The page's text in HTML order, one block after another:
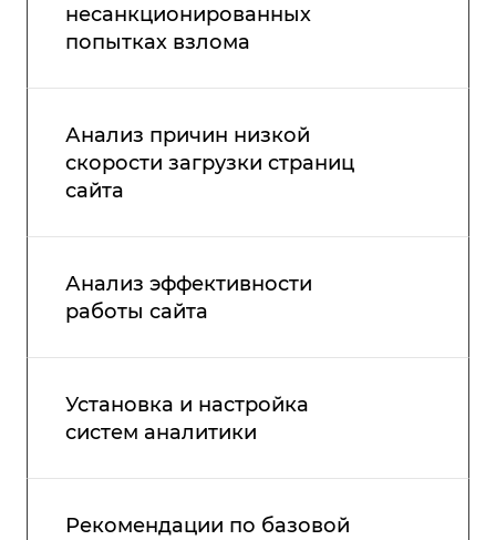
несанкционированных
попытках взлома
Анализ причин низкой
скорости загрузки страниц
сайта
Анализ эффективности
работы сайта
Установка и настройка
систем аналитики
Рекомендации по базовой